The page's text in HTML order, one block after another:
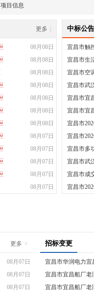
项目信息
更多
08月08日
08月08日
08月08日
08月08日
08月08日
08月08日
08月08日
08月07日
08月07日
08月07日
08月07日
08月07日
中标公告
宜昌市触
宜昌市生
宜昌市空
宜昌市武
宜昌市宜
宜昌市宜
宜昌市
宜昌市
宜昌市多
宜昌市武
宜昌市成
宜昌市
更多 >
08月07日
08月07日
08月07日
招标变更
宜昌市华润电力宜
宜昌市宜昌船厂老
宜昌市宜昌船厂老